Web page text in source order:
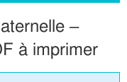
–
à imprimer